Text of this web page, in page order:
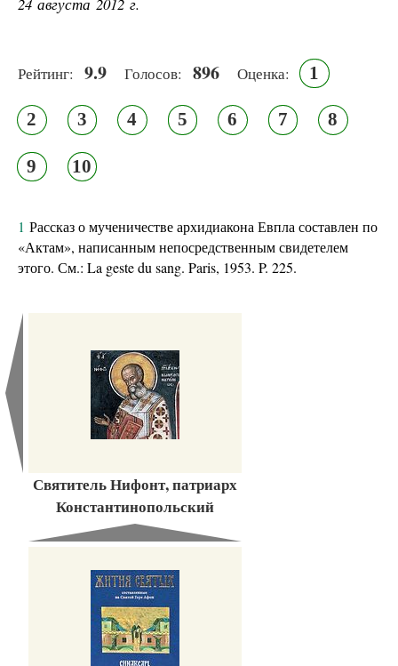
Рейтинг: 9.9 Голосов: 896 Оценка: 1
2 3 4 5 6 7 8
9 10
1 Рассказ о мученичестве архидиакона Евпла составлен по
«Актам», на­писанным непосредственным свидетелем
этого. См.: La geste du sang. Paris, 1953. P. 225.
Святитель Нифонт, патриарх
Константинопольский